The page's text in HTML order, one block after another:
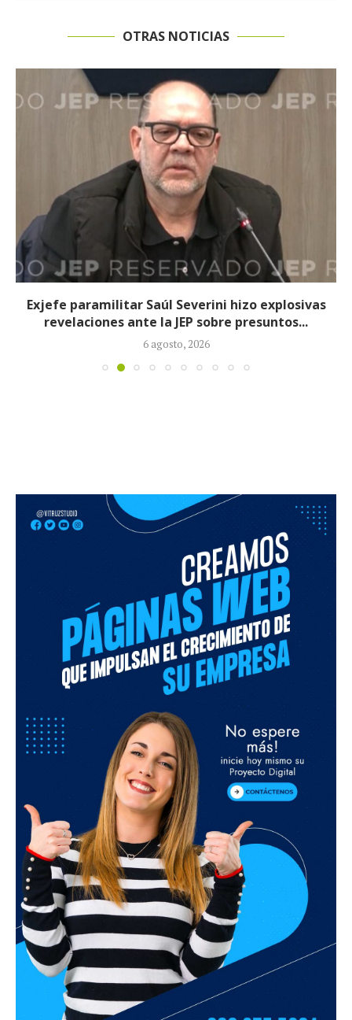
OTRAS NOTICIAS
Exjefe paramilitar Saúl Severini hizo explosivas
revelaciones ante la JEP sobre presuntos...
6 agosto, 2026